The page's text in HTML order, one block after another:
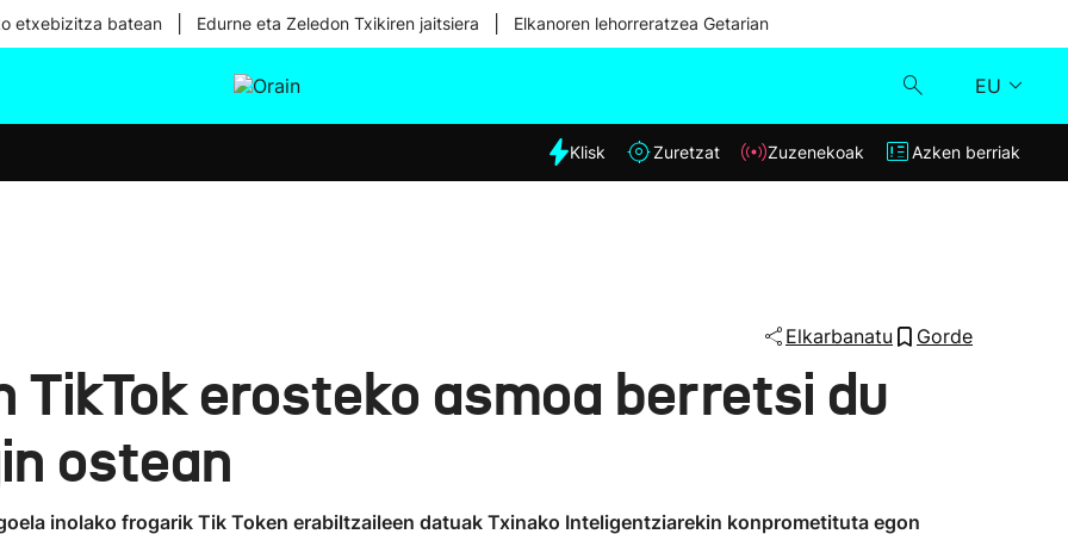
etxebizitza batean Edurne eta Zeledon Txikiren jaitsiera Elkanoren lehorreratzea Getarian
EU
Eguraldia
Klisk
Klisk Zuretzat Zuzenekoak Azken berriak
Elkarbanatu Gorde
TikTok erosteko asmoa berretsi du
ostean
inolako frogarik Tik Token erabiltzaileen datuak Txinako Inteligentziarekin konprometituta egon